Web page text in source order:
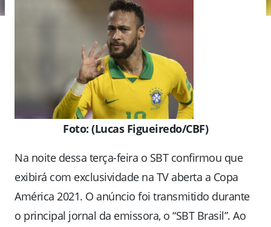
Foto: (Lucas Figueiredo/CBF)
Na noite dessa terça-feira o SBT confirmou que
exibirá com exclusividade na TV aberta a Copa
América 2021. O anúncio foi transmitido durante
o principal jornal da emissora, o “SBT Brasil”. Ao